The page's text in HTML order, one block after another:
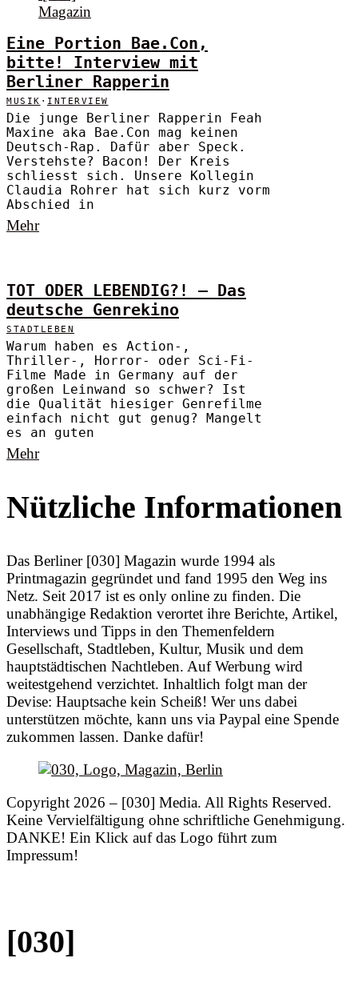
Eine Portion Bae.Con,
bitte! Interview mit
Berliner Rapperin
MUSIK · INTERVIEW
Die junge Berliner Rapperin Feah
Maxine aka Bae.Con mag keinen
Deutsch-Rap. Dafür aber Speck.
Verstehste? Bacon! Der Kreis
schliesst sich. Unsere Kollegin
Claudia Rohrer hat sich kurz vorm
Abschied in
Mehr
TOT ODER LEBENDIG?! – Das
deutsche Genrekino
STADTLEBEN
Warum haben es Action-,
Thriller-, Horror- oder Sci-Fi-
Filme Made in Germany auf der
großen Leinwand so schwer? Ist
die Qualität hiesiger Genrefilme
einfach nicht gut genug? Mangelt
es an guten
Mehr
Nützliche Informationen
Das Berliner [030] Magazin wurde 1994 als
Printmagazin gegründet und fand 1995 den Weg ins
Netz. Seit 2017 ist es only online zu finden. Die
unabhängige Redaktion verortet ihre Berichte, Artikel,
Interviews und Tipps in den Themenfeldern
Gesellschaft, Stadtleben, Kultur, Musik und dem
hauptstädtischen Nachtleben. Auf Werbung wird
weitestgehend verzichtet. Inhaltlich folgt man der
Devise: Hauptsache kein Scheiß! Wer uns dabei
unterstützen möchte, kann uns via Paypal eine Spende
zukommen lassen. Danke dafür!
Copyright 2026 – [030] Media. All Rights Reserved.
Keine Vervielfältigung ohne schriftliche Genehmigung.
DANKE! Ein Klick auf das Logo führt zum
Impressum!
[030]